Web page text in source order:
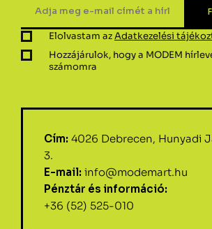
Elolvastam azAdatkezelési
Hozzájárulok, hogy a MODEM
számomra
Cím: 4026 Debrecen, Hunyadi
3.
E-mail: info@modemart.hu
Pénztár és információ:
+36 (52) 525-010